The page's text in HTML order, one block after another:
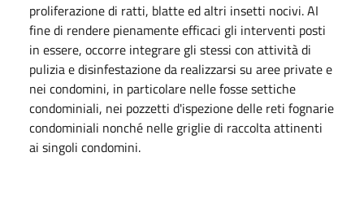
proliferazione di ratti, blatte ed altri insetti nocivi. AI
fine di rendere pienamente efficaci gli interventi posti
in essere, occorre integrare gli stessi con attività di
pulizia e disinfestazione da realizzarsi su aree private e
nei condomini, in particolare nelle fosse settiche
condominiali, nei pozzetti d'ispezione delle reti fognarie
condominiali nonché nelle griglie di raccolta attinenti
ai singoli condomini.